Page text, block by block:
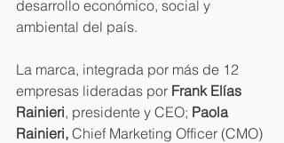
desarrollo económico, social y
ambiental del país.
La marca, integrada por más de 12
empresas lideradas por Frank Elías
Rainieri, presidente y CEO; Paola
Rainieri, Chief Marketing Officer (CMO)